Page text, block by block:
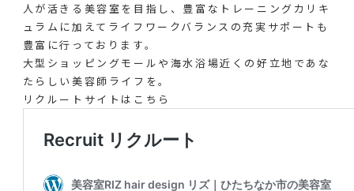
人が活きる美容室を目指し、豊富なトレーニングカリキ
ュラムに加えてライフワークバランスの充実サポートも
豊富に行っております。
大型ショッピングモールや海水浴場近くの好立地であな
たらしい美容師ライフを。
リクルートサイトはこちら